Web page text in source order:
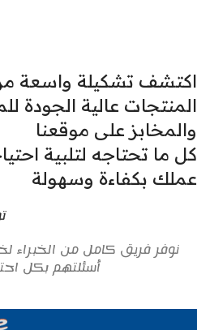
اكتشف تشكيلة واسعة
المنتجات عالية الجودة
والمخابز على موقعنا
كل ما تحتاجه لتلبية
عملك بكفاءة وسهولة
نوفر فريق كامل من الخبراء
أسئلتهم بكل